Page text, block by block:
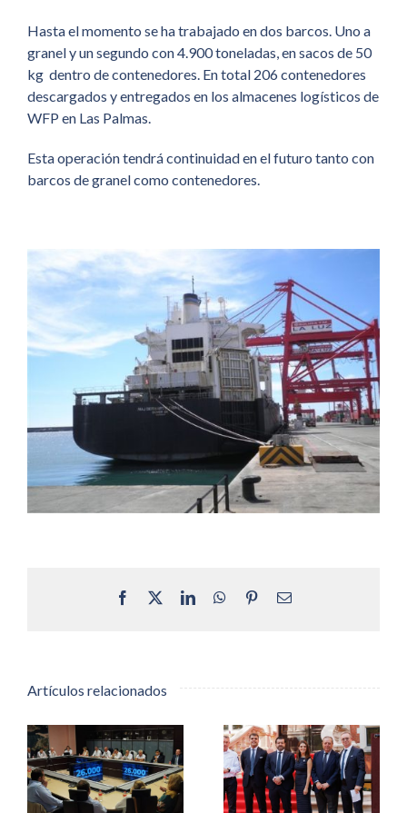
Hasta el momento se ha trabajado en dos barcos. Uno a
granel y un segundo con 4.900 toneladas, en sacos de 50
kg dentro de contenedores. En total 206 contenedores
descargados y entregados en los almacenes logísticos de
WFP en Las Palmas.
Esta operación tendrá continuidad en el futuro tanto con
barcos de granel como contenedores.
Facebook LinkedInWhatsApp
PinterestCorreo
Artículos relacionados